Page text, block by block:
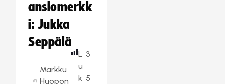
ansiomerkk
i: Jukka
Seppälä
Markku
Huopon
L
u
k
3
5